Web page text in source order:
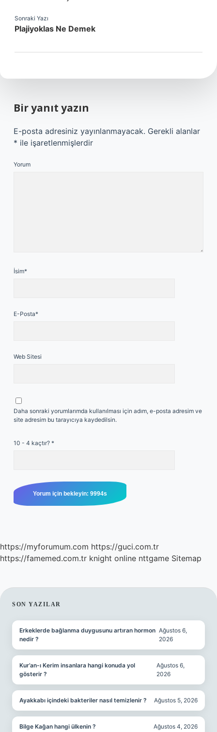
Sonraki Yazı
Plajiyoklas Ne Demek
Bir yanıt yazın
E-posta adresiniz yayınlanmayacak. Gerekli alanlar
* ile işaretlenmişlerdir
Yorum
İsim*
E-Posta*
Web Sitesi
Daha sonraki yorumlarımda kullanılması için adım, e-posta adresim ve
site adresim bu tarayıcıya kaydedilsin.
10 - 4 kaçtır? *
https://myforumum.com https://guci.com.tr
https://famemed.com.tr knight online nttgame Sitemap
SIDEBAR
SON YAZILAR
Erkeklerde bağlanma duygusunu artıran hormon
nedir ?
Ağustos 6,
2026
Kur’an-ı Kerim insanlara hangi konuda yol
gösterir ?
Ağustos 6,
2026
Ayakkabı içindeki bakteriler nasıl temizlenir ? Ağustos 5, 2026
Bilge Kağan hangi ülkenin ? Ağustos 4, 2026